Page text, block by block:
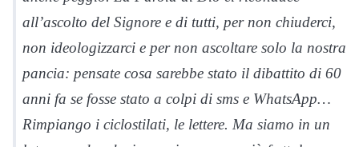
all’ascolto del Signore e di tutti, per non chiuderci,
non ideologizzarci e per non ascoltare solo la nostra
pancia: pensate cosa sarebbe stato il dibattito di 60
anni fa se fosse stato a colpi di sms e WhatsApp…
Rimpiango i ciclostilati, le lettere. Ma siamo in un